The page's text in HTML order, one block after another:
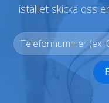
istället skicka oss